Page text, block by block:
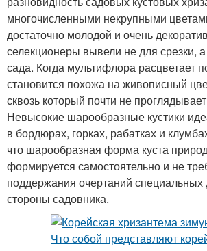
многочисленными некрупными
достаточно молодой и очень
селекционеры вывели не для срезки,
сада. Когда мультифлора расцветает
становится похожа на живописный
сквозь который почти не
Невысокие шарообразные кустики
в бордюрах, горках, рабатках и
что шарообразная форма куста
формируется самостоятельно и не
поддержания очертаний специальных
стороны садовника.